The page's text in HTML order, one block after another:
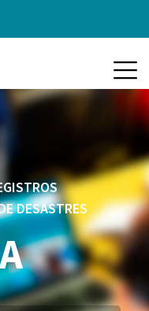
DESASTRES